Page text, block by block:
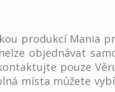
produkcí
objednávat
pouze
místa můžete